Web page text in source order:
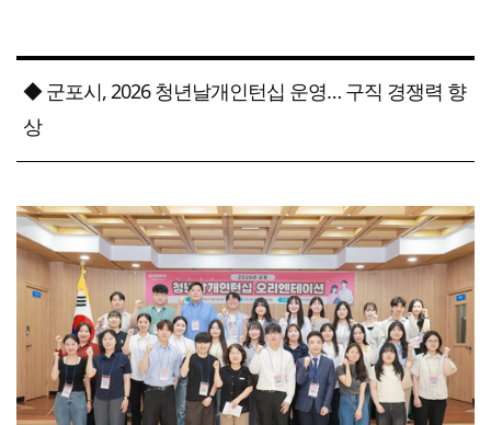
◆ 군포시, 2026 청년날개인턴십 운영… 구직 경쟁력 향
상